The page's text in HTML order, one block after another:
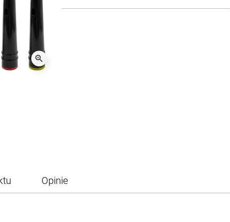
zoom_in
Opinie